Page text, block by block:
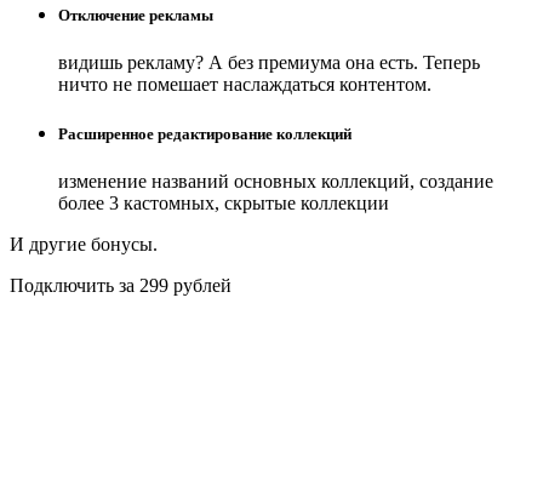
Отключение рекламы
видишь рекламу? А без премиума она есть. Теперь
ничто не помешает наслаждаться контентом.
Расширенное редактирование коллекций
изменение названий основных коллекций, создание
более 3 кастомных, скрытые коллекции
И другие бонусы.
Подключить за 299 рублей